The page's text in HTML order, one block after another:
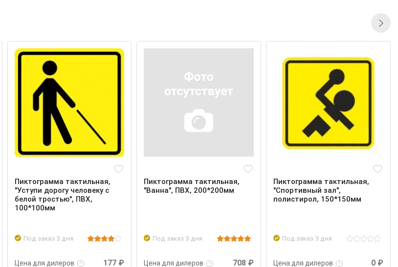
Пиктограмма тактильная,
"Уступи дорогу человеку с
белой тростью", ПВХ,
100*100мм
Под заказ 3 дня
Цена для дилеров
Подробнее Войти
177 ₽
Пиктограмма тактильная,
"Ванна", ПВХ, 200*200мм
Под заказ 3 дня
Цена для дилеров
Подробнее Войти
708 ₽
Пиктограмма тактильная,
"Спортивный зал",
полистирол, 150*150мм
Под заказ 3 дня
Цена для дилеров
Подробнее Войти
0 ₽